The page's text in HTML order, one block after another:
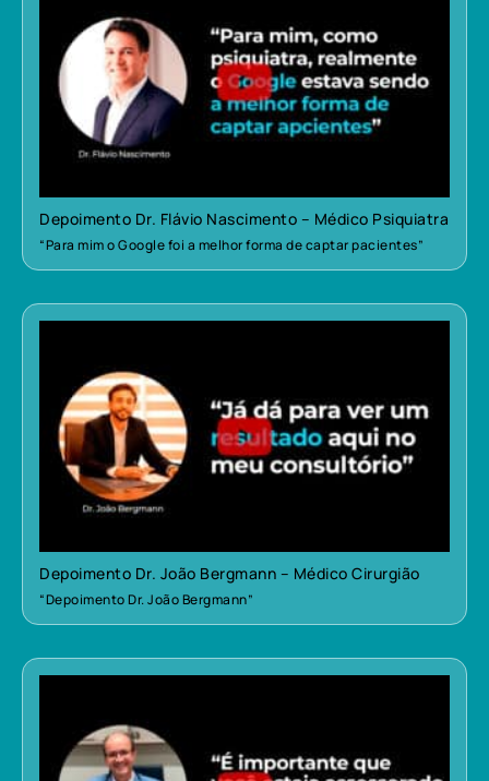
Depoimento Dr. Flávio Nascimento – Médico Psiquiatra
“Para mim o Google foi a melhor forma de captar pacientes”
Depoimento Dr. João Bergmann – Médico Cirurgião
“Depoimento Dr. João Bergmann”